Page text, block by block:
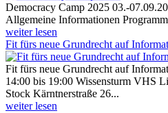
Democracy Camp 2025 03.-
Allgemeine Informationen
weiter lesen
Fit fürs neue Grundrecht auf
Fit fürs neue Grundrecht auf
14:00 bis 19:00 Wissensturm VHS
Stock Kärntnerstraße 26...
weiter lesen